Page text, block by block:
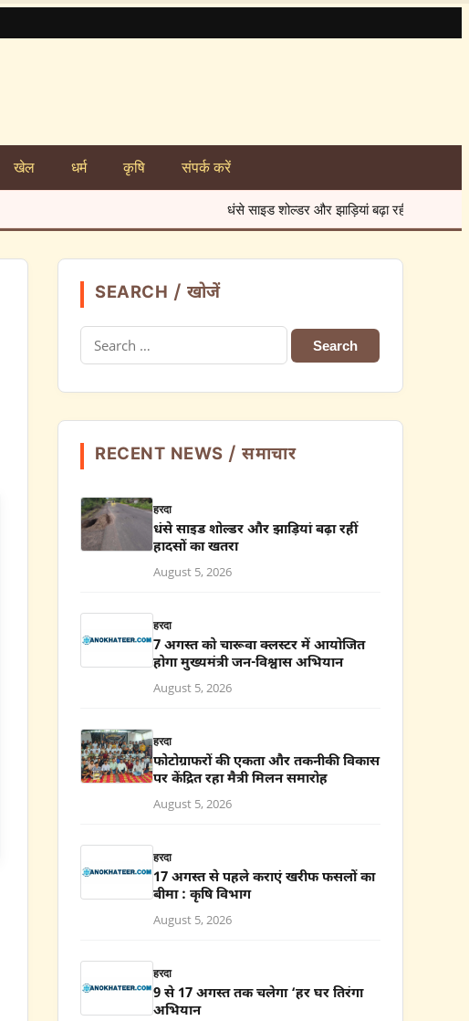
खेल धर्म कृषि संपर्क करें
धंसे साइड शोल्डर और झाड़ियां बढ़ा रहीं हादसों का खतरा
SEARCH / खोजें
Search
for:
RECENT NEWS / समाचार
हरदा
धंसे साइड शोल्डर और झाड़ियां बढ़ा रहीं
हादसों का खतरा
August 5, 2026
हरदा
7 अगस्त को चारूवा क्लस्टर में आयोजित
होगा मुख्यमंत्री जन-विश्वास अभियान
August 5, 2026
हरदा
फोटोग्राफरों की एकता और तकनीकी विकास
पर केंद्रित रहा मैत्री मिलन समारोह
August 5, 2026
हरदा
17 अगस्त से पहले कराएं खरीफ फसलों का
बीमा : कृषि विभाग
August 5, 2026
हरदा
9 से 17 अगस्त तक चलेगा ‘हर घर तिरंगा
अभियान